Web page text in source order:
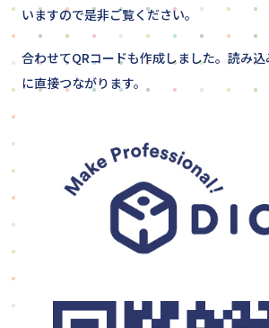
いますので是非ご覧ください。
合わせてQRコードも作成しました。読み
に直接つながります。